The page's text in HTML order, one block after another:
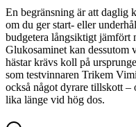
En begränsning är att daglig
om du ger start- eller
budgetera långsiktigt jämfört
Glukosaminet kan dessutom
hästar krävs koll på
som testvinnaren Trikem
också något dyrare tillskott
lika länge vid hög dos.